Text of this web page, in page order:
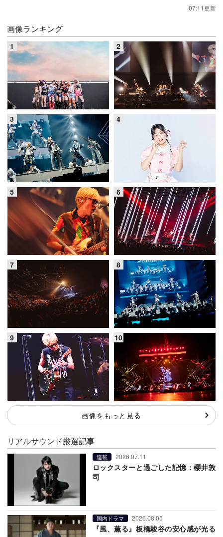
07:11更新
画像ランキング
画像をもっと見る
リアルサウンド厳選記事
連載 2026.07.11
ロックスターと過ごした記憶：櫻井敦
司
国内ドラマ 2026.08.05
『風、薫る』板橋駿谷の安心感が光る